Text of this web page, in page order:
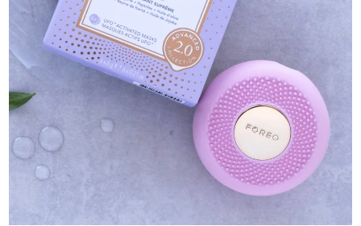
Szwajcaria
Oczekiwany czas dostawy
Tajwan
Oczekiwany czas dostawy
8/15/26
Tajlandia
Oczekiwany czas dostawy
8/14/26
Turcja
Oczekiwany czas dostawy
8/11/26